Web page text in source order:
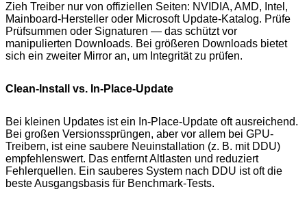
Zieh Treiber nur von offiziellen Seiten: NVIDIA, AMD, Intel,
Mainboard-Hersteller oder Microsoft Update-Katalog. Prüfe
Prüfsummen oder Signaturen — das schützt vor
manipulierten Downloads. Bei größeren Downloads bietet
sich ein zweiter Mirror an, um Integrität zu prüfen.
Clean-Install vs. In-Place-Update
Bei kleinen Updates ist ein In-Place-Update oft ausreichend.
Bei großen Versionssprüngen, aber vor allem bei GPU-
Treibern, ist eine saubere Neuinstallation (z. B. mit DDU)
empfehlenswert. Das entfernt Altlasten und reduziert
Fehlerquellen. Ein sauberes System nach DDU ist oft die
beste Ausgangsbasis für Benchmark-Tests.